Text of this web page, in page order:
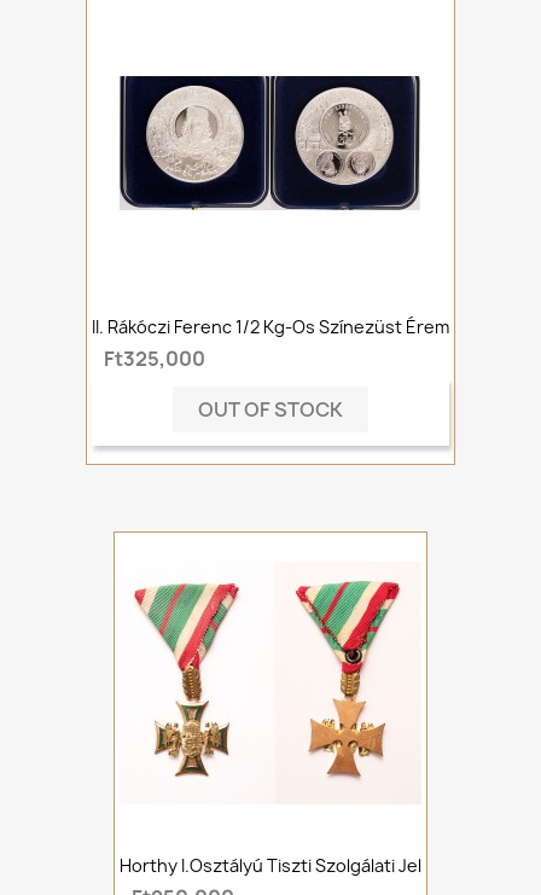
II. Rákóczi Ferenc 1/2 Kg-Os Színezüst Érem
Ft325,000
OUT OF STOCK
Horthy I.osztályú Tiszti Szolgálati Jel